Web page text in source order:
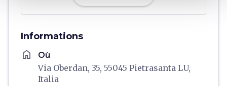
Informations
home Où
Via Oberdan, 35, 55045 Pietrasanta LU,
Italia